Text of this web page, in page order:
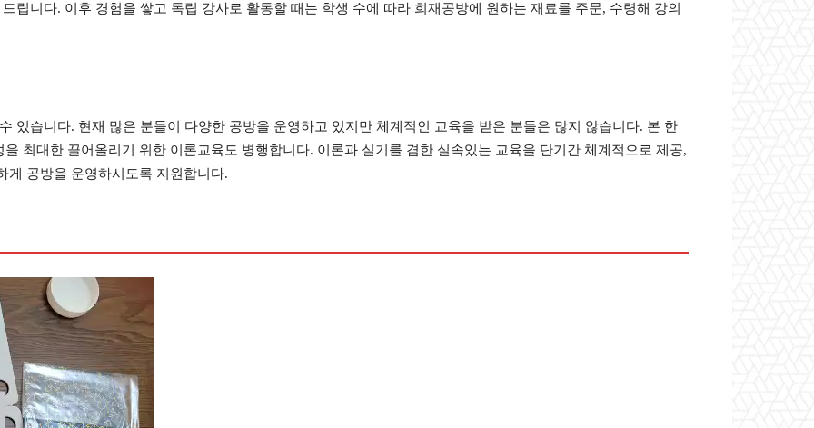
립니다. 이후 경험을 쌓고 독립 강사로 활동할 때는 학생 수에 따라 희재공방에 원하는 재료를 주문, 수령해 강의
있습니다. 현재 많은 분들이 다양한 공방을 운영하고 있지만 체계적인 교육을 받은 분들은 많지 않습니다. 본 한
최대한 끌어올리기 위한 이론교육도 병행합니다. 이론과 실기를 겸한 실속있는 교육을 단기간 체계적으로 제공,
게 공방을 운영하시도록 지원합니다.